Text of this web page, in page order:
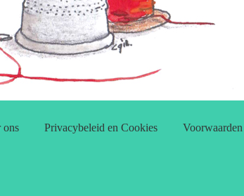
ons Privacybeleid en Cookies Voorwaarden